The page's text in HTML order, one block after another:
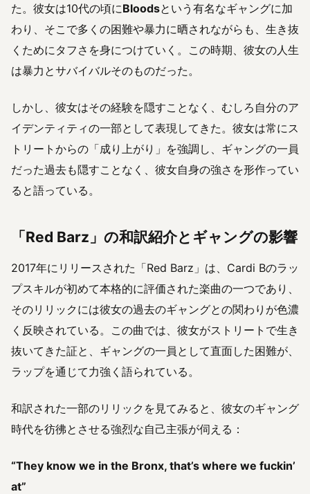
た。彼女は10代の頃にBloodsという有名なギャングに加
わり、そこで多くの困難や暴力に晒されながらも、生き抜
くためにタフさを身につけていく。この時期、彼女の人生
は暴力とサバイバルそのものだった。
しかし、彼女はその経験を隠すことなく、むしろ自分のア
イデンティティの一部として表現してきた。彼女は常にス
トリートからの「成り上がり」を強調し、ギャングの一員
だった過去も隠すことなく、彼女自身の強さを形作ってい
ると語っている。
「Red Barz」の和訳紹介とギャングの影響
2017年にリリースされた「Red Barz」は、Cardi Bのラッ
プスキルが初めて本格的に評価された楽曲の一つであり、
そのリリックには彼女の過去のギャングとの関わりが色濃
く反映されている。この曲では、彼女がストリートで生き
抜いてきた証と、ギャングの一員として直面した困難が、
ラップを通じて力強く語られている。
和訳された一部のリリックを見てみると、彼女のギャング
時代を彷彿とさせる強烈な自己主張が伺える：
“They know we in the Bronx, that’s where we fuckin’
at”